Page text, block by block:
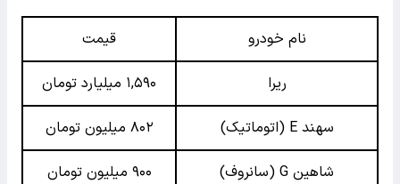
نام خودرو قیمت
ریرا ۱,۵۹۰ میلیارد تومان
سهند E (اتوماتیک) ۸۰۲ میلیون تومان
شاهین G (سانروف) ۹۰۰ میلیون تومان